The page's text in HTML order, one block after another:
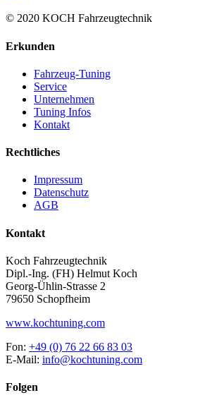
© 2020 KOCH Fahrzeugtechnik
Erkunden
Fahrzeug-Tuning
Service
Unternehmen
Tuning Infos
Kontakt
Rechtliches
Impressum
Datenschutz
AGB
Kontakt
Koch Fahrzeugtechnik
Dipl.-Ing. (FH) Helmut Koch
Georg-Ühlin-Strasse 2
79650 Schopfheim
www.kochtuning.com
Fon: +49 (0) 76 22 66 83 03
E-Mail: info@kochtuning.com
Folgen